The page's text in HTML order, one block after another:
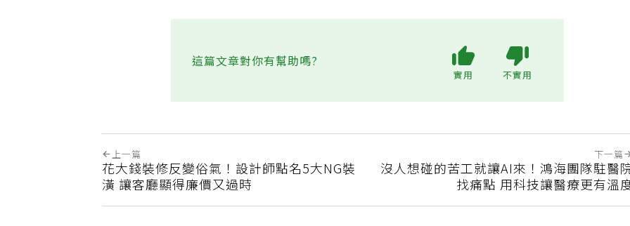
這篇文章對你有幫助嗎?
實用 不實用
上一篇
花大錢裝修反變俗氣！設計師點名5大NG裝
潢 讓客廳顯得廉價又過時
下一篇
沒人想碰的苦工就讓AI來！鴻海團隊駐醫
找痛點 用科技讓醫療更有溫